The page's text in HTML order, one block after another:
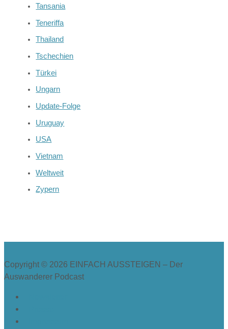
Tansania
Teneriffa
Thailand
Tschechien
Türkei
Ungarn
Update-Folge
Uruguay
USA
Vietnam
Weltweit
Zypern
Copyright © 2026 EINFACH AUSSTEIGEN – Der
Auswanderer Podcast